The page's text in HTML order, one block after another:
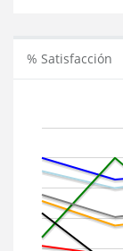
% Satisfacción